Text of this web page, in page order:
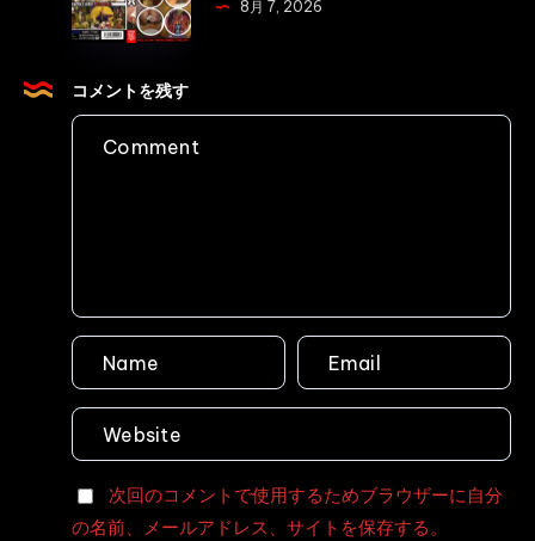
ら
し
Defecation
糞
漏
し
中
競
ー
ジ
テ
カ
体
と
し
の
穴
Anal
8月 7, 2026
コメントを残す
次回のコメントで使用するためブラウザーに自分
の名前、メールアドレス、サイトを保存する。